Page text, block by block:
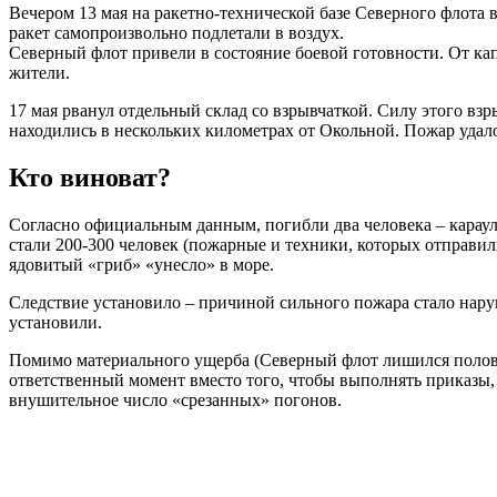
Вечером 13 мая на ракетно-технической базе Северного
ракет самопроизвольно подлетали в воздух.
Северный флот привели в состояние боевой готовности. От
жители.
17 мая рванул отдельный склад со взрывчаткой. Силу этого
находились в нескольких километрах от Окольной. Пожар
Кто виноват?
Согласно официальным данным, погибли два человека –
стали 200-300 человек (пожарные и техники, которых
ядовитый «гриб» «унесло» в море.
Следствие установило – причиной сильного пожара стало
установили.
Помимо материального ущерба (Северный флот лишился
ответственный момент вместо того, чтобы выполнять
внушительное число «срезанных» погонов.